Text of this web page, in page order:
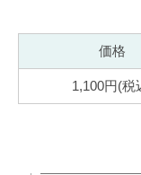
価格
1,100円(税